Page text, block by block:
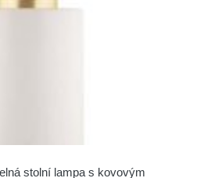
stolní lampa s kovovým